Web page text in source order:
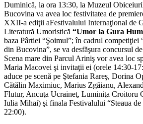
Duminică, la ora 13:30, la Muzeul
Bucovina va avea loc festivitatea de
XXII-a ediţii aFestivalului Internaţional de
Literatură Umoristică “Umor la Gura
baza Pârtiei “Şoimul”; în cadrul competiţiei
din Bucovina”, se va desfăşura concursul
Scena mare din Parcul Ariniş vor avea loc
Maria Macovei şi invitaţii ei (orele 14:30-
aduce pe scenă pe Ştefania Rareş, Dorina
Cătălin Maximiuc, Marius Zgâianu,
Flutur, Ancuţa Ucraineţ, Luminiţa Croitoru
Iulia Mihai) şi finala Festivalului “Steaua
22:00).